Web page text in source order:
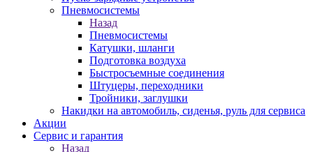
Пневмосистемы
Назад
Пневмосистемы
Катушки, шланги
Подготовка воздуха
Быстросъемные соединения
Штуцеры, переходники
Тройники, заглушки
Накидки на автомобиль, сиденья, руль для сервиса
Акции
Сервис и гарантия
Назад